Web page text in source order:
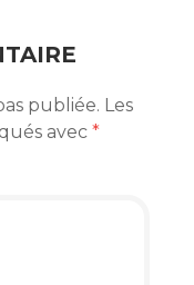
publiée. Les
avec *